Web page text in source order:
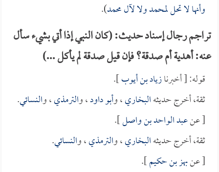
وأنها لا تحل لمحمد ولا لآل محمد).
تراجم رجال إسناد حديث: (كان النبي إذا أتي بشيء سأل
عنه: أهدية أم صدقة؟ فإن قيل صدقة لم يأكل ...)
قوله: [ أخبرنازياد بن أيوب].
ثقة، أخرج حديثهالبخاري، وأبو داود، والترمذي، والنسائي.
[ عنعبد الواحد بن واصل].
ثقة، أخرج حديثهالبخاري، والترمذي، والنسائي.
[ عنبهز بن حكيم].